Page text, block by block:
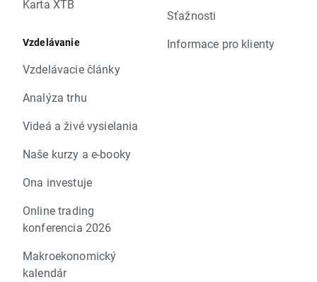
Karta XTB
Vzdelávanie
Vzdelávacie články
Analýza trhu
Videá a živé vysielania
Naše kurzy a e-booky
Ona investuje
Online trading
konferencia 2026
Makroekonomický
kalendár
Sťažnosti
Informace pro klienty